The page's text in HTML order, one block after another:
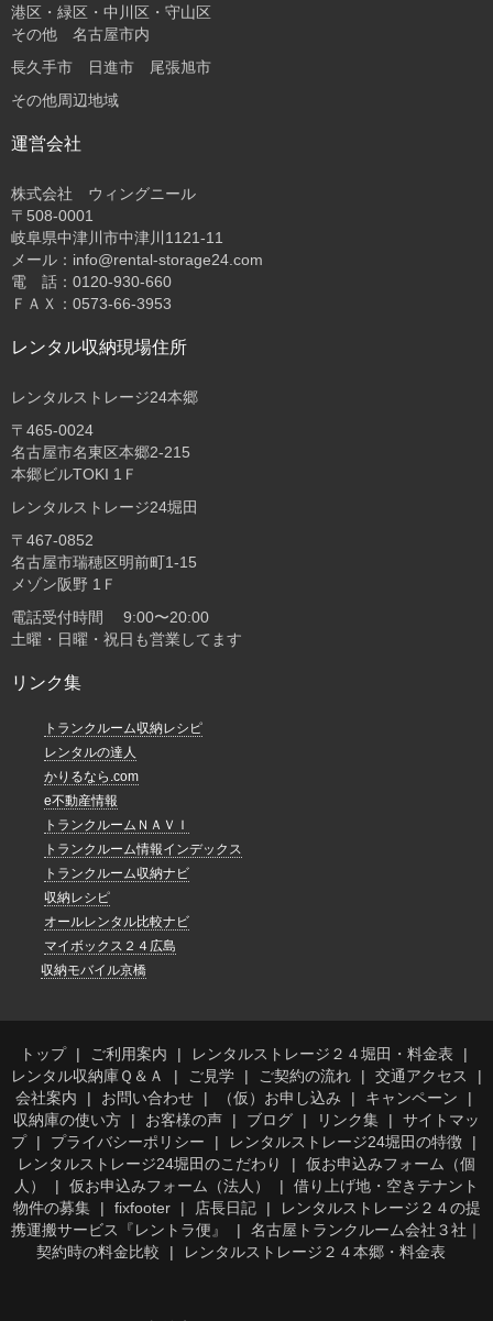
港区・緑区・中川区・守山区
その他 名古屋市内
長久手市 日進市 尾張旭市
その他周辺地域
運営会社
株式会社 ウィングニール
〒508-0001
岐阜県中津川市中津川1121-11
メール：info@rental-storage24.com
電 話：0120-930-660
ＦＡＸ：0573-66-3953
レンタル収納現場住所
レンタルストレージ24本郷
〒465-0024
名古屋市名東区本郷2-215
本郷ビルTOKI 1Ｆ
レンタルストレージ24堀田
〒467-0852
名古屋市瑞穂区明前町1-15
メゾン阪野 1Ｆ
電話受付時間 9:00〜20:00
土曜・日曜・祝日も営業してます
リンク集
トランクルーム収納レシピ
レンタルの達人
かりるなら.com
e不動産情報
トランクルームＮＡＶＩ
トランクルーム情報インデックス
トランクルーム収納ナビ
収納レシピ
オールレンタル比較ナビ
マイボックス２４広島
収納モバイル京橋
トップ ご利用案内
レンタルストレージ２４堀田・料金表
レンタル収納庫Ｑ＆Ａ
ご見学 ご契約の流れ
交通アクセス
会社案内
お問い合わせ （仮）お申し込み
キャンペーン
収納庫の使い方
お客様の声 ブログ リンク集
サイトマッ
プ
プライバシーポリシー
レンタルストレージ24堀田の特徴
レンタルストレージ24堀田のこだわり
仮お申込みフォーム（個
人）
仮お申込みフォーム（法人）
借り上げ地・空きテナント
物件の募集
fixfooter 店長日記
レンタルストレージ２４の提
携運搬サービス『レントラ便』
名古屋トランクルーム会社３社｜
契約時の料金比較
レンタルストレージ２４本郷・料金表